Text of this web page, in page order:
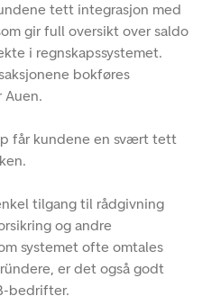
tett integrasjon med
gir full oversikt over saldo
i regnskapssystemet.
bokføres
Auen.
får kundene en svært tett
tilgang til rådgivning
og andre
systemet ofte omtales
er det også godt
bedrifter.